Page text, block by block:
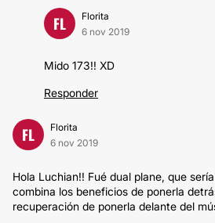
FL
Florita
6 nov 2019
Mido 173!! XD
Responder
FL
Florita
6 nov 2019
Hola Luchian!! Fué dual plane, que
combina los beneficios de ponerla
recuperación de ponerla delante del